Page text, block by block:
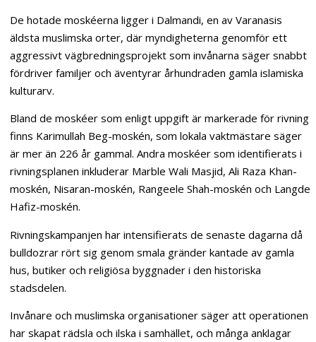
De hotade moskéerna ligger i Dalmandi, en av Varanasis
äldsta muslimska orter, där myndigheterna genomför ett
aggressivt vägbredningsprojekt som invånarna säger snabbt
fördriver familjer och äventyrar århundraden gamla islamiska
kulturarv.
Bland de moskéer som enligt uppgift är markerade för rivning
finns Karimullah Beg-moskén, som lokala vaktmästare säger
är mer än 226 år gammal. Andra moskéer som identifierats i
rivningsplanen inkluderar Marble Wali Masjid, Ali Raza Khan-
moskén, Nisaran-moskén, Rangeele Shah-moskén och Langde
Hafiz-moskén.
Rivningskampanjen har intensifierats de senaste dagarna då
bulldozrar rört sig genom smala gränder kantade av gamla
hus, butiker och religiösa byggnader i den historiska
stadsdelen.
Invånare och muslimska organisationer säger att operationen
har skapat rädsla och ilska i samhället, och många anklagar